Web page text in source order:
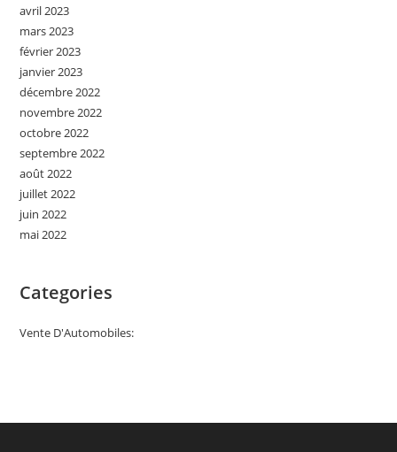
avril 2023
mars 2023
février 2023
janvier 2023
décembre 2022
novembre 2022
octobre 2022
septembre 2022
août 2022
juillet 2022
juin 2022
mai 2022
Categories
Vente D'Automobiles: